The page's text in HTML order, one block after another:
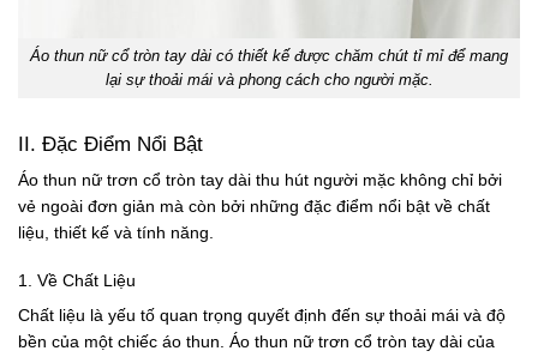
Áo thun nữ cổ tròn tay dài có thiết kế được chăm chút tỉ mỉ để mang
lại sự thoải mái và phong cách cho người mặc.
II. Đặc Điểm Nổi Bật
Áo thun nữ trơn cổ tròn tay dài thu hút người mặc không chỉ bởi
vẻ ngoài đơn giản mà còn bởi những đặc điểm nổi bật về chất
liệu, thiết kế và tính năng.
1. Về Chất Liệu
Chất liệu là yếu tố quan trọng quyết định đến sự thoải mái và độ
bền của một chiếc áo thun. Áo thun nữ trơn cổ tròn tay dài của